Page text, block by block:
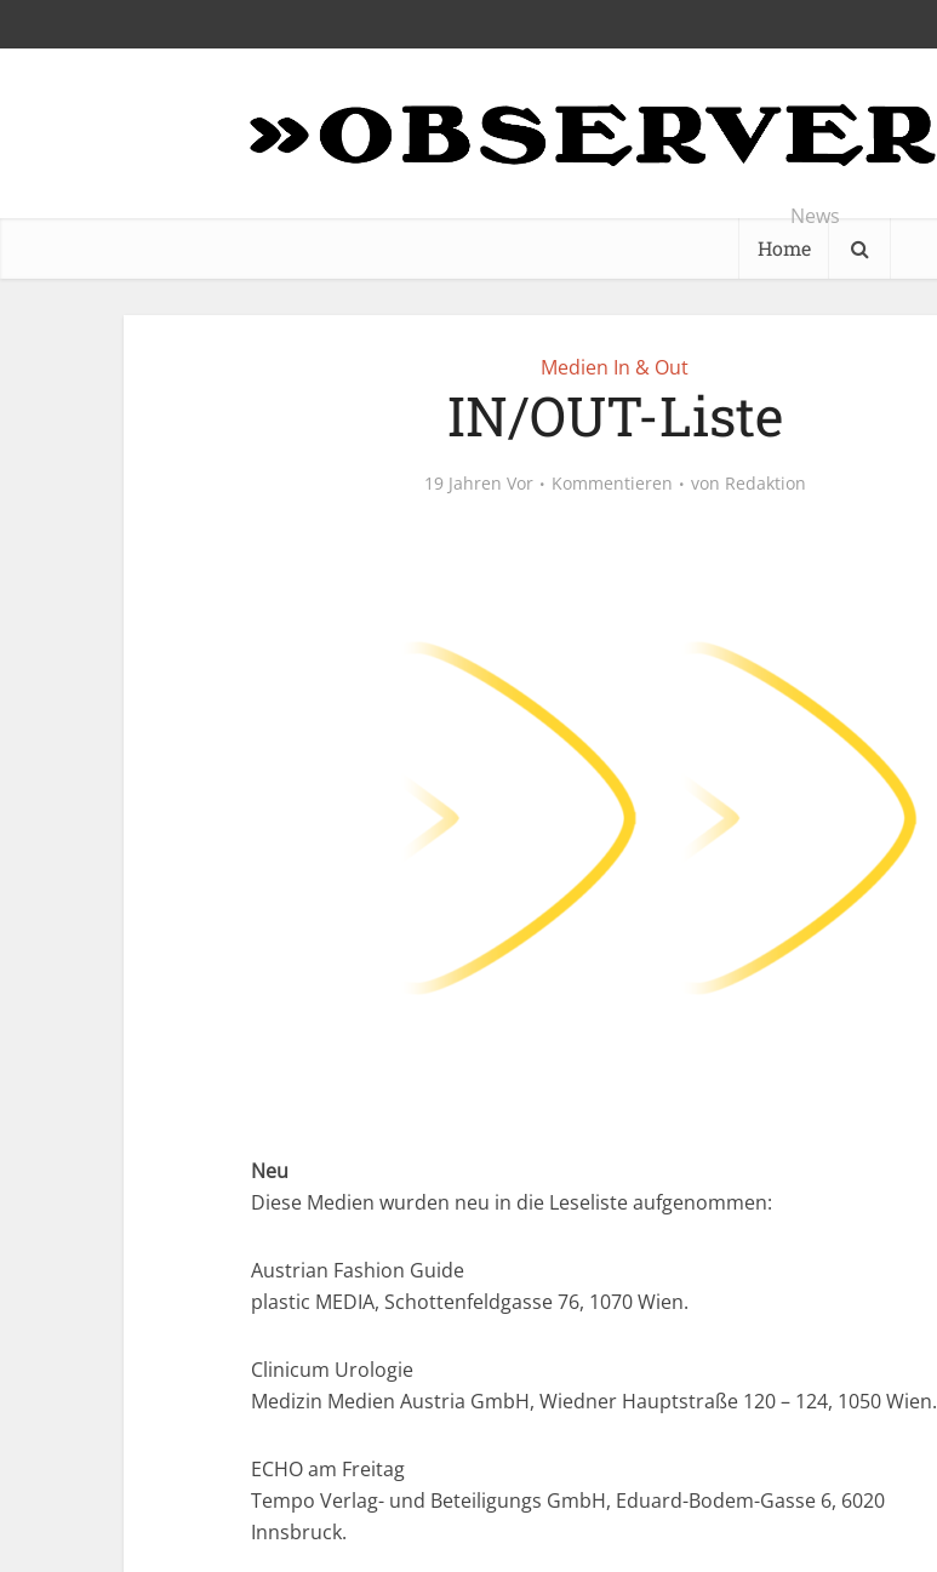
News
Home
Medien In & Out
IN/OUT-Liste
19 Jahren Vor Kommentieren von Redaktion
Neu
Diese Medien wurden neu in die Leseliste aufgenommen:
Austrian Fashion Guide
plastic MEDIA, Schottenfeldgasse 76, 1070 Wien.
Clinicum Urologie
Medizin Medien Austria GmbH, Wiedner Hauptstraße 120 – 124, 1050 Wien.
ECHO am Freitag
Tempo Verlag- und Beteiligungs GmbH, Eduard-Bodem-Gasse 6, 6020
Innsbruck.